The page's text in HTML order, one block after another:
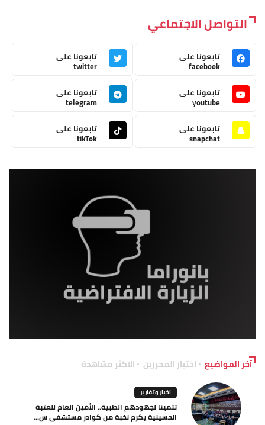
التواصل الاجتماعي
تابعونا على
facebook
تابعونا على
twitter
تابعونا على
youtube
تابعونا على
telegram
تابعونا على
snapchat
تابعونا على
tikTok
آخر المواضيع اختيار المحررين الاكثر مشاهدة
اخبار وتقارير
تثمينا لجهودهم الطبية.. الأمين العام للعتبة
الحسينية يكرم نخبة من كوادر مستشفى س...